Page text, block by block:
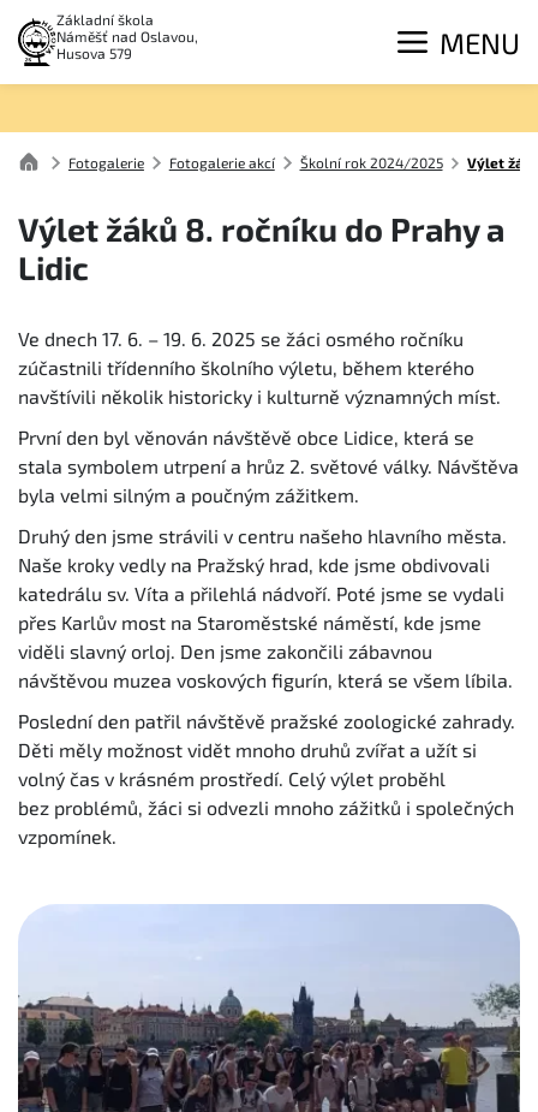
Základní škola
Náměšť nad Oslavou,
Husova 579
MENU
Fotogalerie Fotogalerie akcí Školní rok 2024/2025 Výlet
Výlet žáků 8. ročníku do Prahy a
Lidic
Ve dnech 17. 6. – 19. 6. 2025 se žáci osmého ročníku
zúčastnili třídenního školního výletu, během kterého
navštívili několik historicky i kulturně významných míst.
První den byl věnován návštěvě obce Lidice, která se
stala symbolem utrpení a hrůz 2. světové války. Návštěva
byla velmi silným a poučným zážitkem.
Druhý den jsme strávili v centru našeho hlavního města.
Naše kroky vedly na Pražský hrad, kde jsme obdivovali
katedrálu sv. Víta a přilehlá nádvoří. Poté jsme se vydali
přes Karlův most na Staroměstské náměstí, kde jsme
viděli slavný orloj. Den jsme zakončili zábavnou
návštěvou muzea voskových figurín, která se všem líbila.
Poslední den patřil návštěvě pražské zoologické zahrady.
Děti měly možnost vidět mnoho druhů zvířat a užít si
volný čas v krásném prostředí. Celý výlet proběhl
bez problémů, žáci si odvezli mnoho zážitků i společných
vzpomínek.